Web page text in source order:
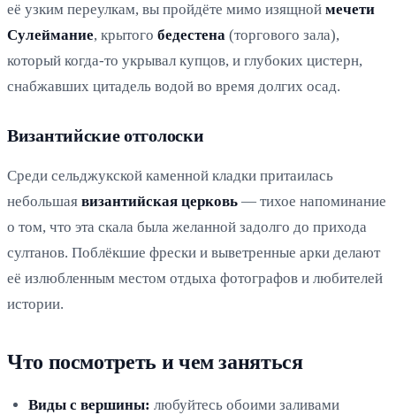
её узким переулкам, вы пройдёте мимо изящной мечети
Сулеймание, крытого бедестена (торгового зала),
который когда-то укрывал купцов, и глубоких цистерн,
снабжавших цитадель водой во время долгих осад.
Византийские отголоски
Среди сельджукской каменной кладки притаилась
небольшая византийская церковь — тихое напоминание
о том, что эта скала была желанной задолго до прихода
султанов. Поблёкшие фрески и выветренные арки делают
её излюбленным местом отдыха фотографов и любителей
истории.
Что посмотреть и чем заняться
Виды с вершины: любуйтесь обоими заливами